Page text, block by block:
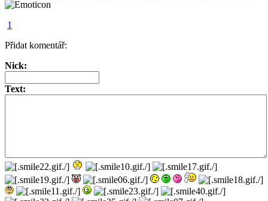
1
Přidat komentář:
Nick:
Text: